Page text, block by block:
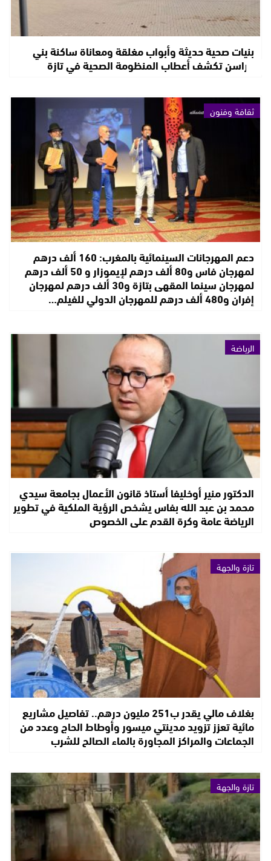
بنيات صحية حديثة وأبواب مغلقة ومعاناة ساكنة بني
فراسن تكشف أعطاب المنظومة الصحية في تازة
ثقافة وفنون
دعم المهرجانات السينمائية بالمغرب: 160 ألف درهم
لمهرجان فاس و80 ألف درهم لإيموزار و 50 ألف درهم
لمهرجان سينما المقهى بتازة و30 ألف درهم لمهرجان
إفران و480 ألف درهم للمهرجان الدولي للفيلم…
الرياضة
الدكتور منير أوخليفا أستاذ قانون الأعمال بجامعة سيدي
محمد بن عبد الله بفاس يشخص الرؤية الملكية في تطوير
الرياضة عامة وكرة القدم على الخصوص
تازة والجهة
بغلاف مالي يقدر ب251 مليون درهم.. تفاصيل مشاريع
مائية تعزز تزويد مدينتي ميسور وأوطاط الحاج وعدد من
الجماعات والمراكز المجاورة بالماء الصالح للشرب
تازة والجهة